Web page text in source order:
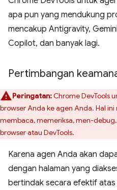
apa pun yang mendukung
mencakup Antigravity,
Copilot, dan banyak lagi.
Pertimbangan
Peringatan:Chrome DevTools
browser Anda ke agen Anda. Hal
membaca, memeriksa, men-
browser atau DevTools.
Karena agen Anda akan
dengan halaman yang
bertindak secara efektif atas